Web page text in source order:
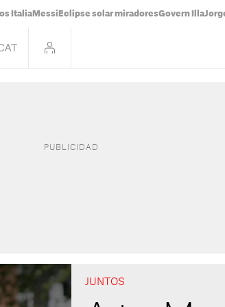
Italia Messi Eclipse solar miradoresGovern Illa
JUNTOS